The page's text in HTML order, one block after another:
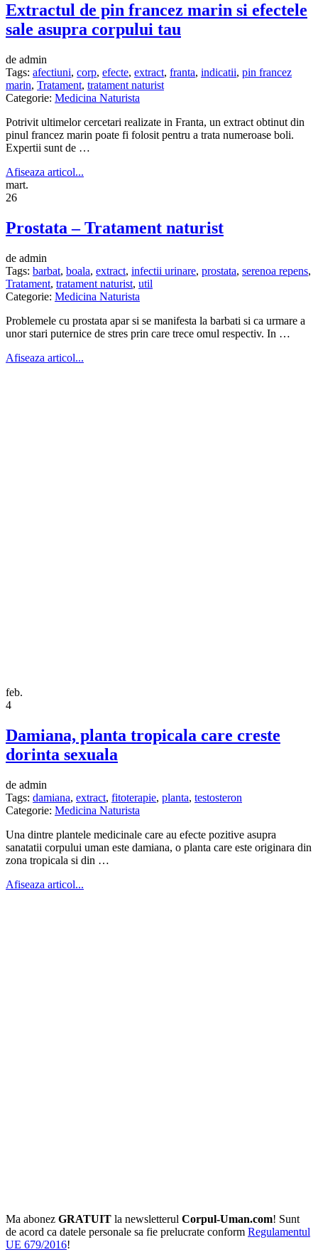
Extractul de pin francez marin si efectele
sale asupra corpului tau
de admin
Tags: afectiuni, corp, efecte, extract, franta, indicatii, pin francez
marin, Tratament, tratament naturist
Categorie: Medicina Naturista
Potrivit ultimelor cercetari realizate in Franta, un extract obtinut din
pinul francez marin poate fi folosit pentru a trata numeroase boli.
Expertii sunt de …
Afiseaza articol...
mart.
26
Prostata – Tratament naturist
de admin
Tags: barbat, boala, extract, infectii urinare, prostata, serenoa repens,
Tratament, tratament naturist, util
Categorie: Medicina Naturista
Problemele cu prostata apar si se manifesta la barbati si ca urmare a
unor stari puternice de stres prin care trece omul respectiv. In …
Afiseaza articol...
feb.
4
Damiana, planta tropicala care creste
dorinta sexuala
de admin
Tags: damiana, extract, fitoterapie, planta, testosteron
Categorie: Medicina Naturista
Una dintre plantele medicinale care au efecte pozitive asupra
sanatatii corpului uman este damiana, o planta care este originara din
zona tropicala si din …
Afiseaza articol...
Ma abonez GRATUIT la newsletterul Corpul-Uman.com! Sunt
de acord ca datele personale sa fie prelucrate conform Regulamentul
UE 679/2016!